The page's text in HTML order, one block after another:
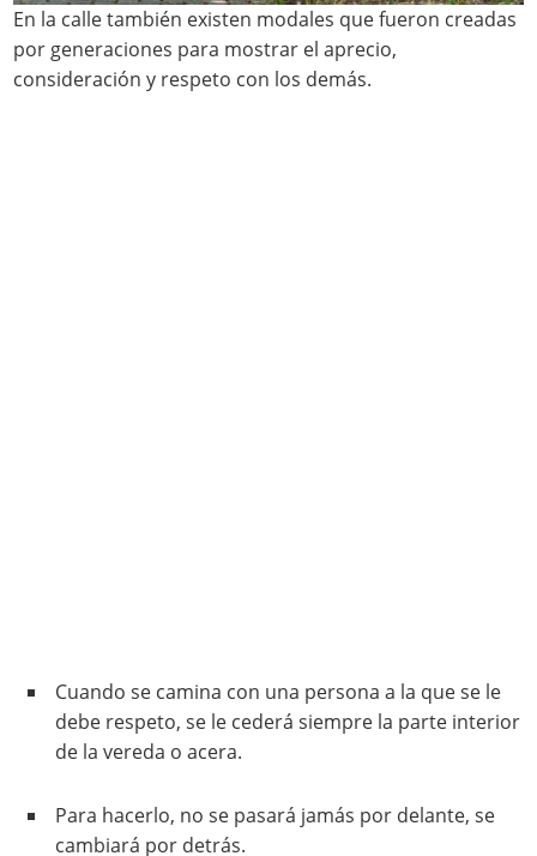
En la calle también existen modales que fueron creadas
por generaciones para mostrar el aprecio,
consideración y respeto con los demás.
Cuando se camina con una persona a la que se le
debe respeto, se le cederá siempre la parte interior
de la vereda o acera.
Para hacerlo, no se pasará jamás por delante, se
cambiará por detrás.